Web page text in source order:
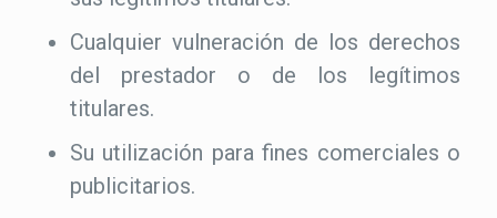
Cualquier vulneración de los derechos
del prestador o de los legítimos
titulares.
Su utilización para fines comerciales o
publicitarios.